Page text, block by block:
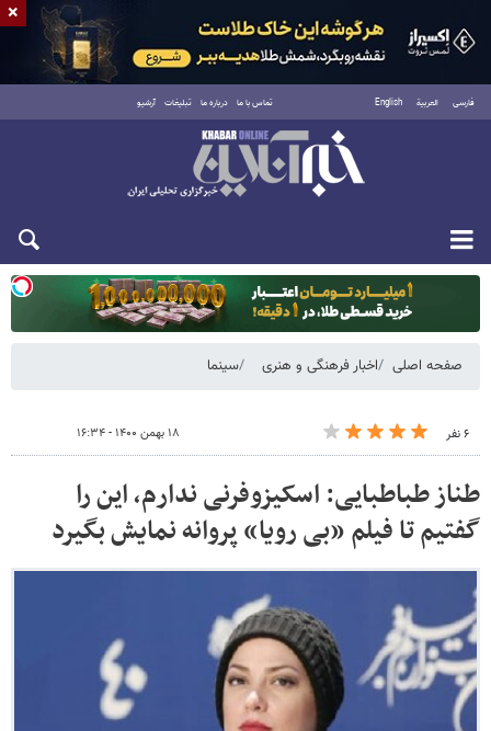
فارسی العربية English تماس با ما درباره ما تبلیغات آرشیو
یکشنبه ۱۸ مرداد ۱۴۰۵
صفحه اصلی اخبار فرهنگی و هنری سینما
۶ نفر ۱۸ بهمن ۱۴۰۰ - ۱۶:۳۴
طناز طباطبایی: اسکیزوفرنی ندارم، این را
گفتیم تا فیلم «بی رویا» پروانه نمایش بگیرد
×